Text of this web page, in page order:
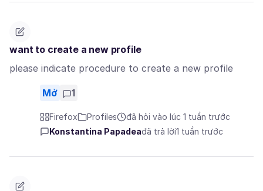
want to create a new profile
please indicate procedure to create a new profile
Mở 1
Firefox Profiles
đã hỏi vào lúc 1 tuần trước
Konstantina Papadeađã trả lời1 tuần trước